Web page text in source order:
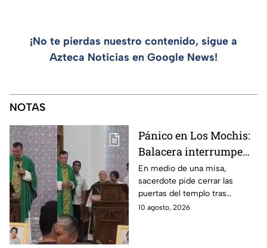
¡No te pierdas nuestro contenido, sigue a
Azteca Noticias en Google News!
NOTAS
Pánico en Los Mochis:
Balacera interrumpe
misa por
enfrentamiento entre
GN y hombres armados
En medio de una misa,
sacerdote pide cerrar las
puertas del templo tras
intercambio de disparos entre
10 agosto, 2026